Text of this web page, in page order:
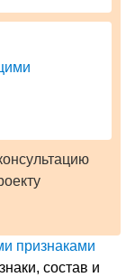
признаками
состав и